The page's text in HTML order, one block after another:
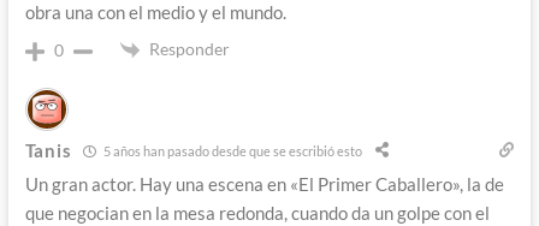
obra una con el medio y el mundo.
0 Responder
Tanis 5 años han pasado desde que se escribió esto
Un gran actor. Hay una escena en «El Primer Caballero», la de
que negocian en la mesa redonda, cuando da un golpe con el